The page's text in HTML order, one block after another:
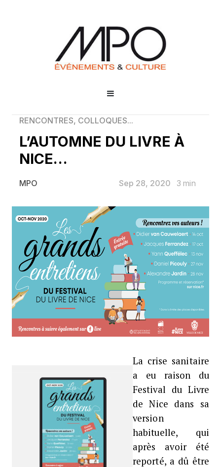
RENCONTRES, COLLOQUES...
L’AUTOMNE DU LIVRE À
NICE…
MPO Sep 28, 2020 3 min
L’AUTOMNE DU LIVRE À NICE…
La crise sanitaire
a eu raison du
Festival du Livre
de Nice dans sa
version
habituelle, qui
après avoir été
reporté, a dû être